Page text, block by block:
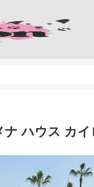
ハウス カ